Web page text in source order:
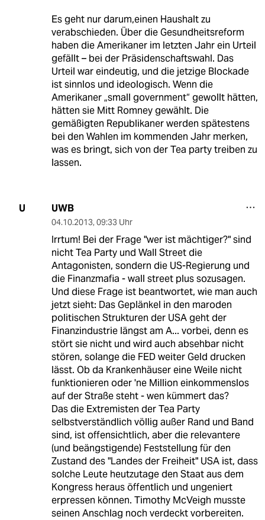
Es geht nur darum,einen Haushalt zu
verabschieden. Über die Gesundheitsreform
haben die Amerikaner im letzten Jahr ein Urteil
gefällt – bei der Präsidenschaftswahl. Das
Urteil war eindeutig, und die jetzige Blockade
ist sinnlos und ideologisch. Wenn die
Amerikaner „small government“ gewollt hätten,
hätten sie Mitt Romney gewählt. Die
gemäßigten Republikaner werden spätestens
bei den Wahlen im kommenden Jahr merken,
was es bringt, sich von der Tea party treiben zu
lassen.
U UWB
04.10.2013, 09:33 Uhr
Irrtum! Bei der Frage "wer ist mächtiger?" sind
nicht Tea Party und Wall Street die
Antagonisten, sondern die US-Regierung und
die Finanzmafia - wall street plus sozusagen.
Und diese Frage ist beantwortet, wie man auch
jetzt sieht: Das Geplänkel in den maroden
politischen Strukturen der USA geht der
Finanzindustrie längst am A... vorbei, denn es
stört sie nicht und wird auch absehbar nicht
stören, solange die FED weiter Geld drucken
lässt. Ob da Krankenhäuser eine Weile nicht
funktionieren oder 'ne Million einkommenslos
auf der Straße steht - wen kümmert das?
Das die Extremisten der Tea Party
selbstverständlich völlig außer Rand und Band
sind, ist offensichtlich, aber die relevantere
(und beängstigende) Feststellung für den
Zustand des "Landes der Freiheit" USA ist, dass
solche Leute heutzutage den Staat aus dem
Kongress heraus öffentlich und ungeniert
erpressen können. Timothy McVeigh musste
seinen Anschlag noch verdeckt vorbereiten.